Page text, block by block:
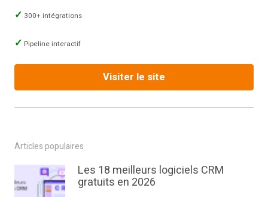
300+ intégrations
Pipeline interactif
Visiter le site
Articles populaires
Les 18 meilleurs logiciels CRM
gratuits en 2026